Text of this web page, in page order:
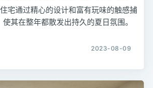
宅通过精心的设计和富有玩味的触感捕
其在整年都散发出持久的夏日氛围。
2023-08-09